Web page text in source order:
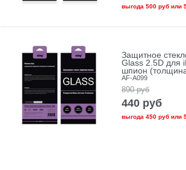
выгода 500 рубили
Защитное
Glass 2.5D для
шпион
AF-A099
890 руб
440 руб
выгода 450 рубили